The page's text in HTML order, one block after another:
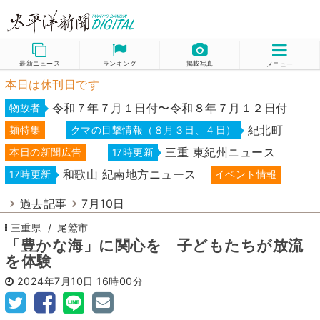
最新ニュース ランキング 掲載写真 メニュー
本日は休刊日です
物故者 令和７年７月１日付〜令和８年７月１２日付
麺特集 クマの目撃情報（８月３日、４日） 紀北町
本日の新聞広告 17時更新 三重 東紀州ニュース
17時更新 和歌山 紀南地方ニュース イベント情報
過去記事 7月10日
三重県 尾鷲市
「豊かな海」に関心を 子どもたちが放流
を体験
2024年7月10日 16時00分